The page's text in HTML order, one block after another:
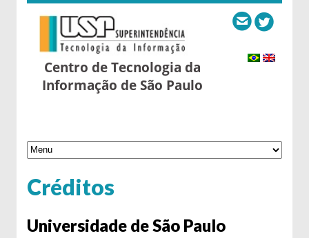
Centro de Tecnologia da
Informação de São Paulo
Créditos
Universidade de São Paulo